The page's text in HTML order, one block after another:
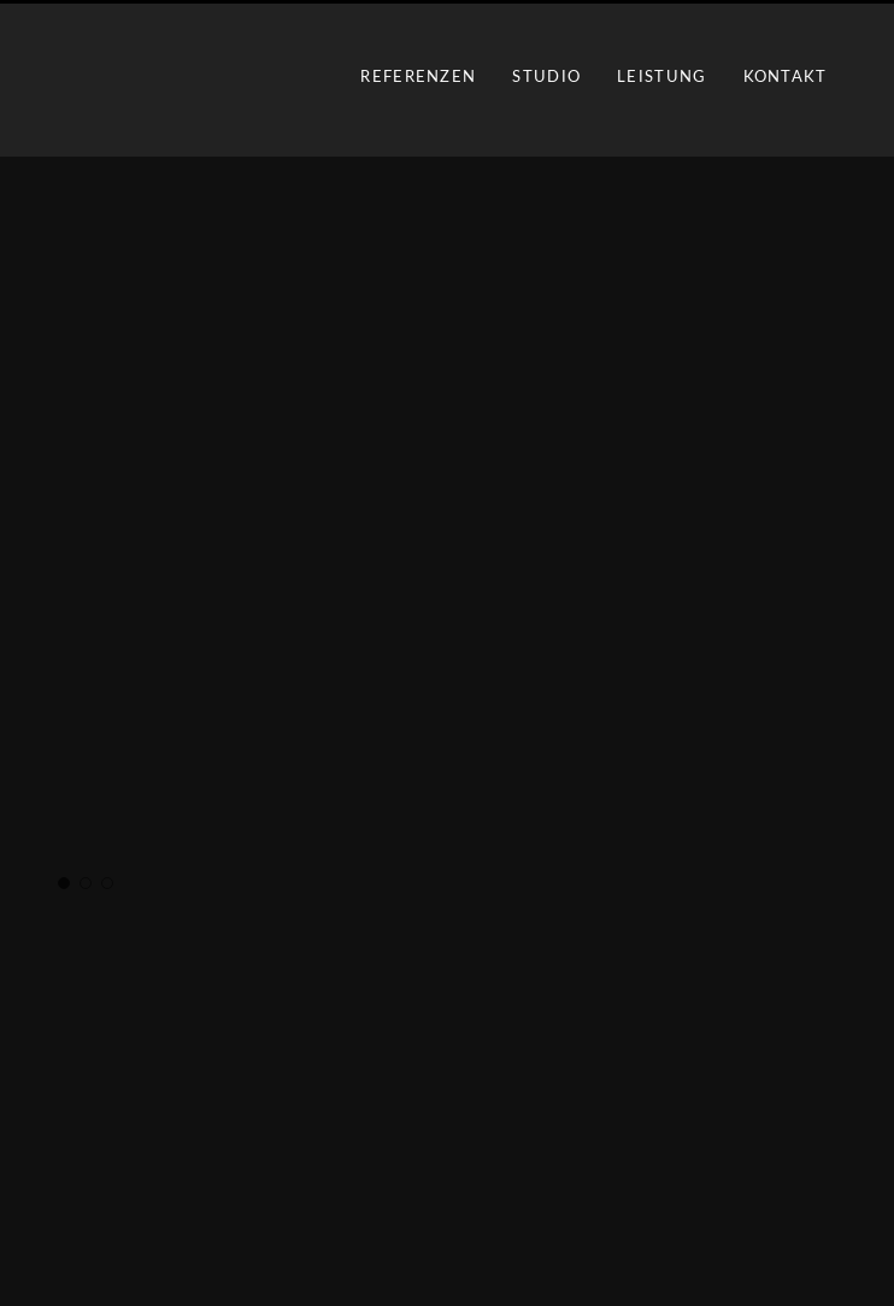
REFERENZEN STUDIO LEISTUNG KONTAKT